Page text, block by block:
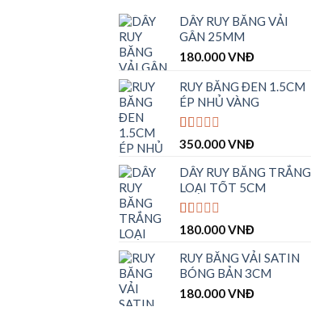
DÂY RUY BĂNG VẢI
GÂN 25MM
180.000VNĐ
RUY BĂNG ĐEN 1.5CM
ÉP NHỦ VÀNG
Được
hạng
1.00
5
sao
350.000VNĐ
DÂY RUY BĂNG TRẮNG
LOẠI TỐT 5CM
Được
hạng
1.00
5
sao
180.000VNĐ
RUY BĂNG VẢI SATIN
BÓNG BẢN 3CM
180.000VNĐ